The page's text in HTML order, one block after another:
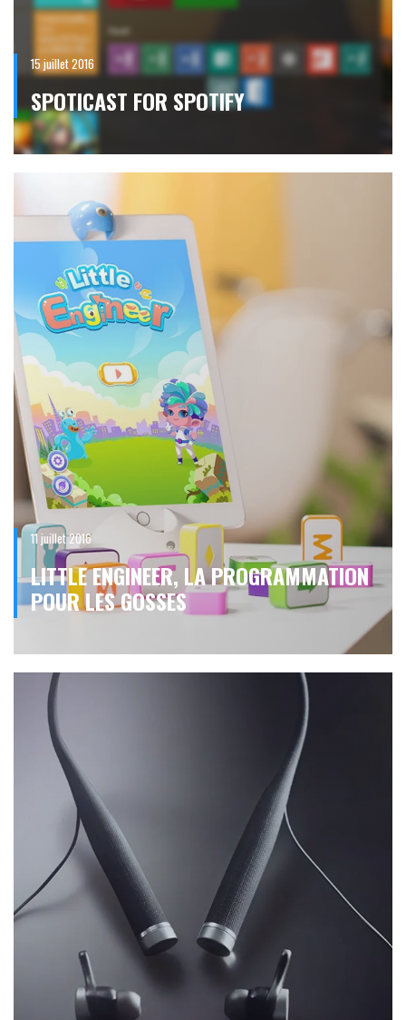
15 juillet 2016
SPOTICAST FOR SPOTIFY
11 juillet 2016
LITTLE ENGINEER, LA PROGRAMMATION
POUR LES GOSSES